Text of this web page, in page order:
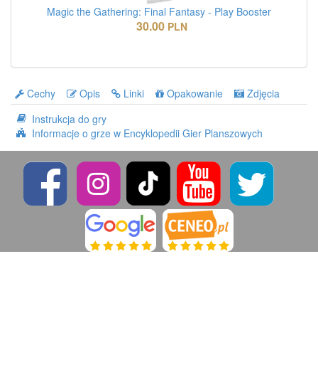
Magic the Gathering: Final Fantasy - Play Booster
30.00 PLN
Cechy Opis Linki Opakowanie
Zdjęcia
Instrukcja do gry
Informacje o grze w Encyklopedii Gier Planszowych